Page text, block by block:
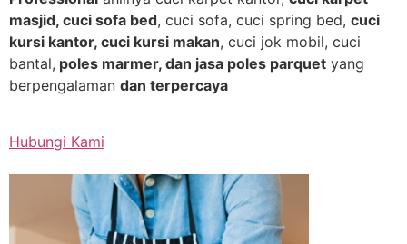
masjid, cuci sofa bed, cuci sofa, cuci spring bed, cuci
kursi kantor, cuci kursi makan, cuci jok mobil, cuci
bantal, poles marmer, dan jasa poles parquet yang
berpengalaman dan terpercaya
Hubungi Kami